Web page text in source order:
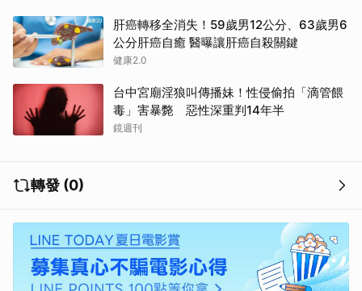
肝癌轉移全消失！59歲男12公分、63歲男6
公分肝癌自癒 醫曝讓肝癌自殺關鍵
健康2.0
台中宮廟淫狼叫傳播妹！性侵偷拍「滴管餵
毒」害暴斃 惡性深重判14年半
鏡週刊
轉發 (0)